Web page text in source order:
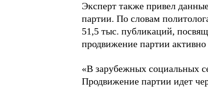
Эксперт также привел
партии. По словам
51,5 тыс. публикаций,
продвижение партии
«В зарубежных социальных
Продвижение партии идет